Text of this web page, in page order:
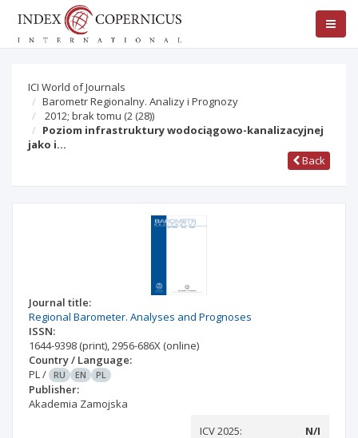
ICI World of Journals
Barometr Regionalny. Analizy i Prognozy
2012; brak tomu (2 (28))
Poziom infrastruktury wodociągowo-kanalizacyjnej
jako i…
Back
Journal title:
Regional Barometer. Analyses and Prognoses
ISSN:
1644-9398 (print),2956-686X (online)
Country / Language:
PL/ RU EN PL
Publisher:
Akademia Zamojska
ICV 2025:
N/I